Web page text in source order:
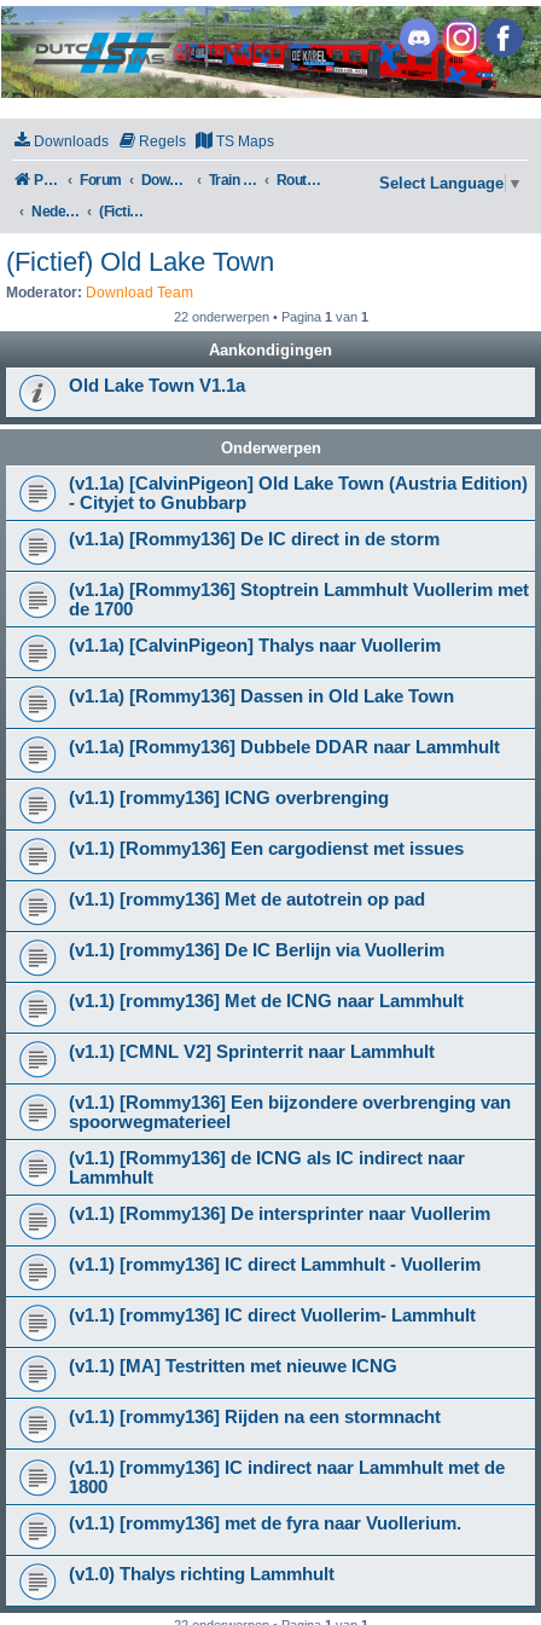
DutchSims
Downloads Regels TS Maps
Portal Forum Downloads Train Simulator Classic
Routes en Scenarios
Nederland
(Fictief) Old Lake Town
Select Language ▼
(Fictief) Old Lake Town
Moderator: Download Team
22 onderwerpen • Pagina 1 van 1
Aankondigingen
Old Lake Town V1.1a
Onderwerpen
(v1.1a) [CalvinPigeon] Old Lake Town (Austria Edition)
- Cityjet to Gnubbarp
(v1.1a) [Rommy136] De IC direct in de storm
(v1.1a) [Rommy136] Stoptrein Lammhult Vuollerim met
de 1700
(v1.1a) [CalvinPigeon] Thalys naar Vuollerim
(v1.1a) [Rommy136] Dassen in Old Lake Town
(v1.1a) [Rommy136] Dubbele DDAR naar Lammhult
(v1.1) [rommy136] ICNG overbrenging
(v1.1) [Rommy136] Een cargodienst met issues
(v1.1) [rommy136] Met de autotrein op pad
(v1.1) [rommy136] De IC Berlijn via Vuollerim
(v1.1) [rommy136] Met de ICNG naar Lammhult
(v1.1) [CMNL V2] Sprinterrit naar Lammhult
(v1.1) [Rommy136] Een bijzondere overbrenging van
spoorwegmaterieel
(v1.1) [Rommy136] de ICNG als IC indirect naar
Lammhult
(v1.1) [Rommy136] De intersprinter naar Vuollerim
(v1.1) [rommy136] IC direct Lammhult - Vuollerim
(v1.1) [rommy136] IC direct Vuollerim- Lammhult
(v1.1) [MA] Testritten met nieuwe ICNG
(v1.1) [rommy136] Rijden na een stormnacht
(v1.1) [rommy136] IC indirect naar Lammhult met de
1800
(v1.1) [rommy136] met de fyra naar Vuollerium.
(v1.0) Thalys richting Lammhult